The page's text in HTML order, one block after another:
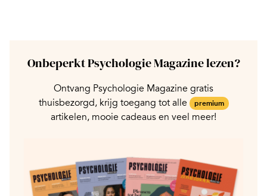
Onbeperkt Psychologie Magazine lezen?
Ontvang Psychologie Magazine gratis
thuisbezorgd, krijg toegang tot alle
premium
artikelen, mooie cadeaus en veel meer!